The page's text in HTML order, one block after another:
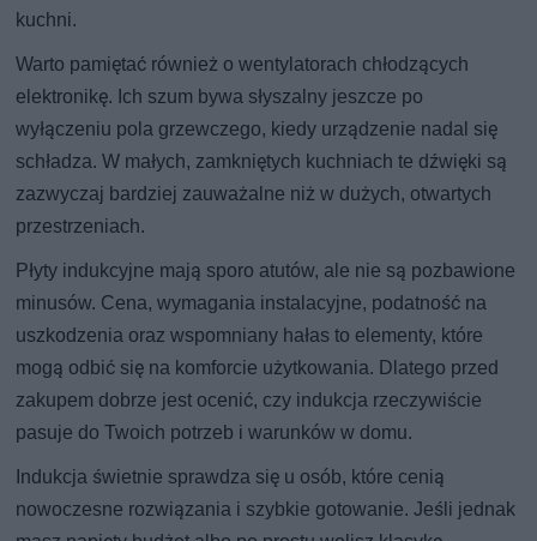
kuchni.
Warto pamiętać również o wentylatorach chłodzących
elektronikę. Ich szum bywa słyszalny jeszcze po
wyłączeniu pola grzewczego, kiedy urządzenie nadal się
schładza. W małych, zamkniętych kuchniach te dźwięki są
zazwyczaj bardziej zauważalne niż w dużych, otwartych
przestrzeniach.
Płyty indukcyjne mają sporo atutów, ale nie są pozbawione
minusów. Cena, wymagania instalacyjne, podatność na
uszkodzenia oraz wspomniany hałas to elementy, które
mogą odbić się na komforcie użytkowania. Dlatego przed
zakupem dobrze jest ocenić, czy indukcja rzeczywiście
pasuje do Twoich potrzeb i warunków w domu.
Indukcja świetnie sprawdza się u osób, które cenią
nowoczesne rozwiązania i szybkie gotowanie. Jeśli jednak